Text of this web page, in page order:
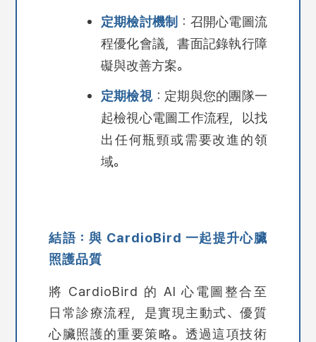
定期檢討機制 ：召開心電圖流
程優化會議，書面記錄執行障
礙與改善方案。
定期檢視：定期與您的團隊一
起檢視心電圖工作流程，以找
出任何瓶頸或需要改進的領
域。
結語：與 CardioBird 一起提升心臟
照護品質
將 CardioBird 的 AI 心電圖整合至
日常診療流程，是實現主動式、優質
心臟照護的重要策略。透過這項技術